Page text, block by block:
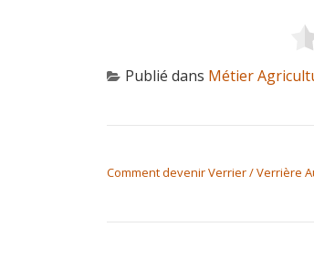
Publié dans Métier
Comment devenir Verrier / Verrière